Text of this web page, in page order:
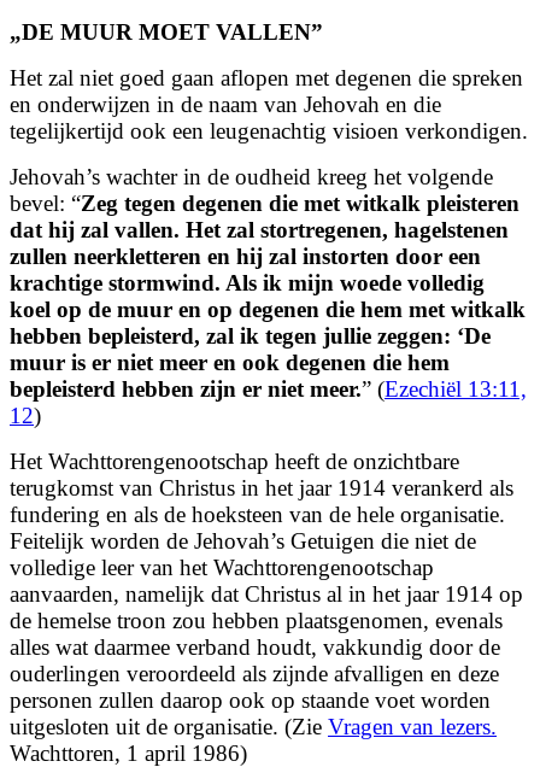
„DE MUUR MOET VALLEN”
Het zal niet goed gaan aflopen met degenen die spreken
en onderwijzen in de naam van Jehovah en die
tegelijkertijd ook een leugenachtig visioen verkondigen.
Jehovah’s wachter in de oudheid kreeg het volgende
bevel: “Zeg tegen degenen die met witkalk pleisteren
dat hij zal vallen. Het zal stortregenen, hagelstenen
zullen neerkletteren en hij zal instorten door een
krachtige stormwind. Als ik mijn woede volledig
koel op de muur en op degenen die hem met witkalk
hebben bepleisterd, zal ik tegen jullie zeggen: ‘De
muur is er niet meer en ook degenen die hem
bepleisterd hebben zijn er niet meer.” (Ezechiël 13:11,
12)
Het Wachttorengenootschap heeft de onzichtbare
terugkomst van Christus in het jaar 1914 verankerd als
fundering en als de hoeksteen van de hele organisatie.
Feitelijk worden de Jehovah’s Getuigen die niet de
volledige leer van het Wachttorengenootschap
aanvaarden, namelijk dat Christus al in het jaar 1914 op
de hemelse troon zou hebben plaatsgenomen, evenals
alles wat daarmee verband houdt, vakkundig door de
ouderlingen veroordeeld als zijnde afvalligen en deze
personen zullen daarop ook op staande voet worden
uitgesloten uit de organisatie. (Zie Vragen van lezers.
Wachttoren, 1 april 1986)